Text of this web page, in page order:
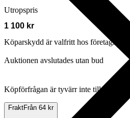
Utropspris
1 100 kr
Köparskydd är valfritt hos företag.
Auktionen avslutades utan bud
Köpförfrågan är tyvärr inte tillgänglig.
FraktFrån 64 kr